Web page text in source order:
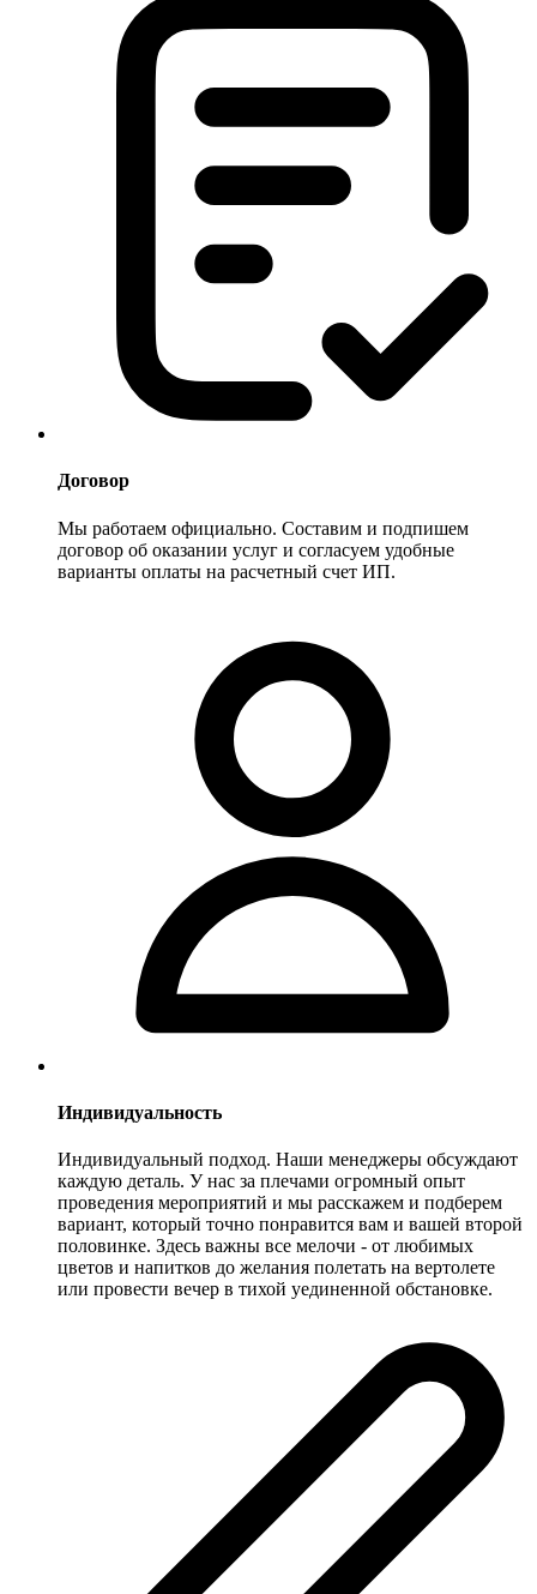
Договор
Мы работаем официально. Составим и подпишем
договор об оказании услуг и согласуем удобные
варианты оплаты на расчетный счет ИП.
Индивидуальность
Индивидуальный подход. Наши менеджеры обсуждают
каждую деталь. У нас за плечами огромный опыт
проведения мероприятий и мы расскажем и подберем
вариант, который точно понравится вам и вашей второй
половинке. Здесь важны все мелочи - от любимых
цветов и напитков до желания полетать на вертолете
или провести вечер в тихой уединенной обстановке.